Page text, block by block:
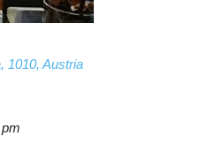
1010, Austria